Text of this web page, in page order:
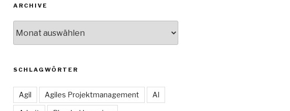
ARCHIVE
SCHLAGWÖRTER
Agil Agiles Projektmanagement AI